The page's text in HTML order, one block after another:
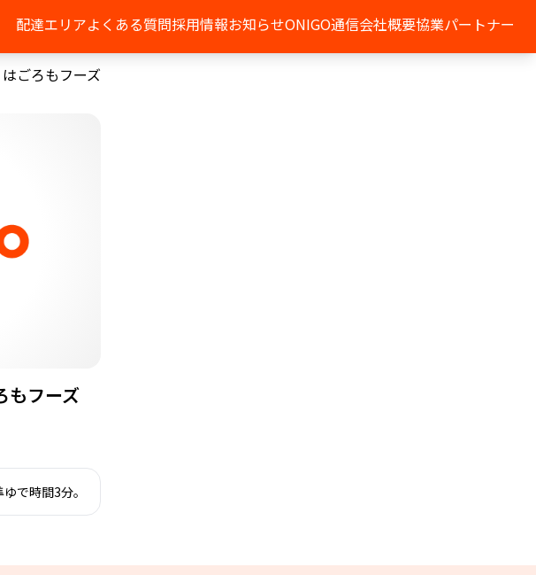
配達エリアよくある質問採用情報お知らせONIGO通信会社概要協業パートナー
ごろもフーズ
もフーズ
で時間3分。